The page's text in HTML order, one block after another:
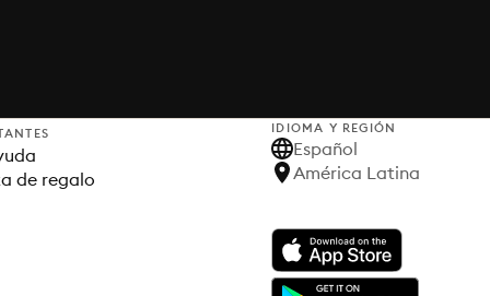
de regalo
IDIOMA Y REGIÓN
Español
América Latina